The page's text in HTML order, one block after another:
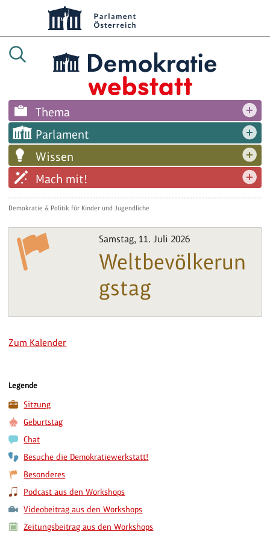
Thema
Parlament
Wissen
Mach mit!
Demokratie & Politik für Kinder und Jugendliche
Samstag, 11. Juli 2026
Weltbevölkerun
gstag
Zum Kalender
Legende
Sitzung
Geburtstag
Chat
Besuche die Demokratiewerkstatt!
Besonderes
Podcast aus den Workshops
Videobeitrag aus den Workshops
Zeitungsbeitrag aus den Workshops